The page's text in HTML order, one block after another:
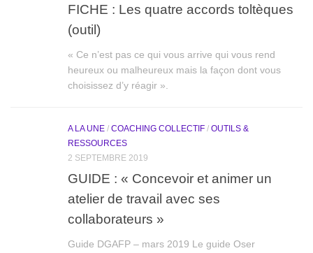
FICHE : Les quatre accords toltèques
(outil)
« Ce n’est pas ce qui vous arrive qui vous rend
heureux ou malheureux mais la façon dont vous
choisissez d’y réagir ».
A LA UNE / COACHING COLLECTIF / OUTILS &
RESSOURCES
2 SEPTEMBRE 2019
GUIDE : « Concevoir et animer un
atelier de travail avec ses
collaborateurs »
Guide DGAFP – mars 2019 Le guide Oser